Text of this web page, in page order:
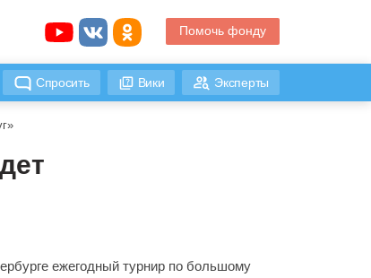
Помочь фонду
Спросить Вики Эксперты
ежегодный турнир по большому